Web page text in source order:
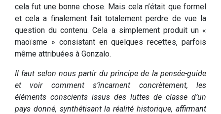
cela fut une bonne chose. Mais cela n’était que formel
et cela a finalement fait totalement perdre de vue la
question du contenu. Cela a simplement produit un «
maoïsme » consistant en quelques recettes, parfois
même attribuées à Gonzalo.
Il faut selon nous partir du principe de la pensée-guide
et voir comment s’incarnent concrètement, les
éléments conscients issus des luttes de classe d’un
pays donné, synthétisant la réalité historique, affirmant